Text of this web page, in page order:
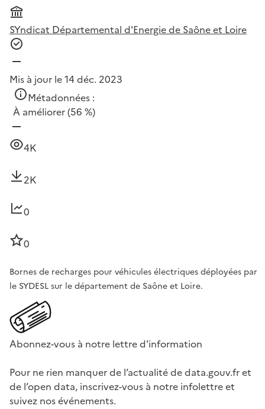
SYndicat Départemental d'Energie de Saône et Loire
Mis à jour le 14 déc. 2023
Métadonnées :
À améliorer(56 %)
4K
2K
0
0
Bornes de recharges pour véhicules électriques déployées par
le SYDESL sur le département de Saône et Loire.
Abonnez-vous à notre lettre d'information
Pour ne rien manquer de l’actualité de data.gouv.fr et
de l’open data, inscrivez-vous à notre infolettre et
suivez nos événements.